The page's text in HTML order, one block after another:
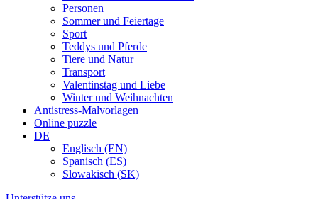
Personen
Sommer und Feiertage
Sport
Teddys und Pferde
Tiere und Natur
Transport
Valentinstag und Liebe
Winter und Weihnachten
Antistress-Malvorlagen
Online puzzle
DE
Englisch (EN)
Spanisch (ES)
Slowakisch (SK)